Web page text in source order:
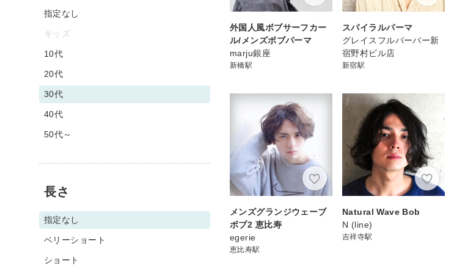
外国人風ボブサーフカー
ル/メンズボブパーマ
marju銀座
新橋駅
スパイラルパーマ
グレイスフルバーバー新
宿野村ビル店
新宿駅
メンズグランジウェーブ
ボブ2 恵比寿
egerie
恵比寿駅
Natural Wave Bob
N (line)
吉祥寺駅
指定なし
キッズ
10代
20代
30代
40代
50代～
長さ
指定なし
ベリーショート
ショート